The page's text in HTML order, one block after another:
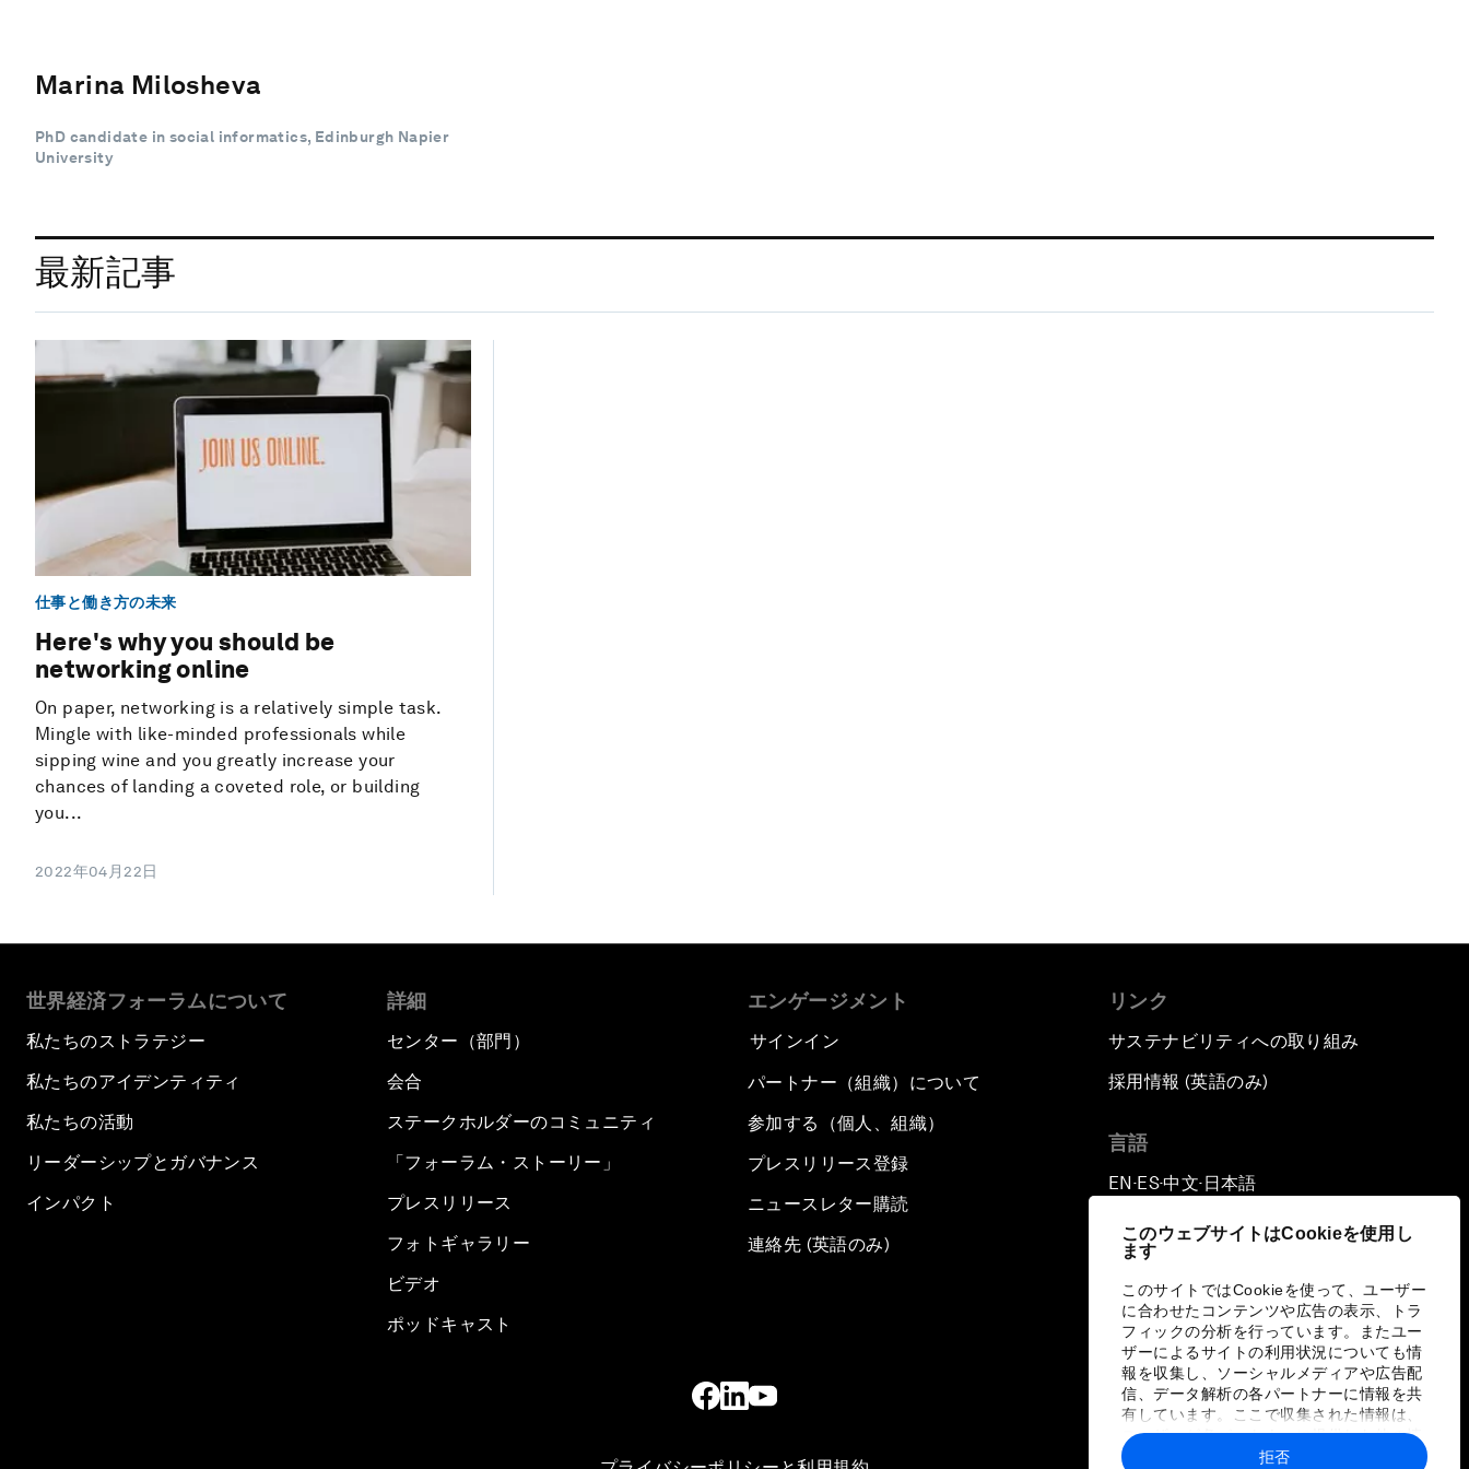
このウェブサイトはCookieを使用し
ます
このサイトではCookieを使って、ユーザー
に合わせたコンテンツや広告の表示、トラ
フィックの分析を行っています。またユー
ザーによるサイトの利用状況についても情
報を収集し、ソーシャルメディアや広告配
信、データ解析の各パートナーに情報を共
有しています。ここで収集された情報は、
ユーザーが各パートナーに提供した他の情
報や各パートナーのサービスを使用した際
拒否
Marina Milosheva
PhD candidate in social informatics, Edinburgh Napier
University
最新記事
仕事と働き方の未来
Here's why you should be
networking online
On paper, networking is a relatively simple task.
Mingle with like-minded professionals while
sipping wine and you greatly increase your
chances of landing a coveted role, or building
you...
2022年04月22日
世界経済フォーラムについて
私たちのストラテジー
私たちのアイデンティティ
私たちの活動
リーダーシップとガバナンス
インパクト
詳細
センター（部門）
会合
ステークホルダーのコミュニティ
「フォーラム・ストーリー」
プレスリリース
フォトギャラリー
ビデオ
ポッドキャスト
エンゲージメント
サインイン
パートナー（組織）について
参加する（個人、組織）
プレスリリース登録
ニュースレター購読
連絡先 (英語のみ)
リンク
サステナビリティへの取り組み
採用情報 (英語のみ)
言語
EN ▪ ES▪中文▪ 日本語